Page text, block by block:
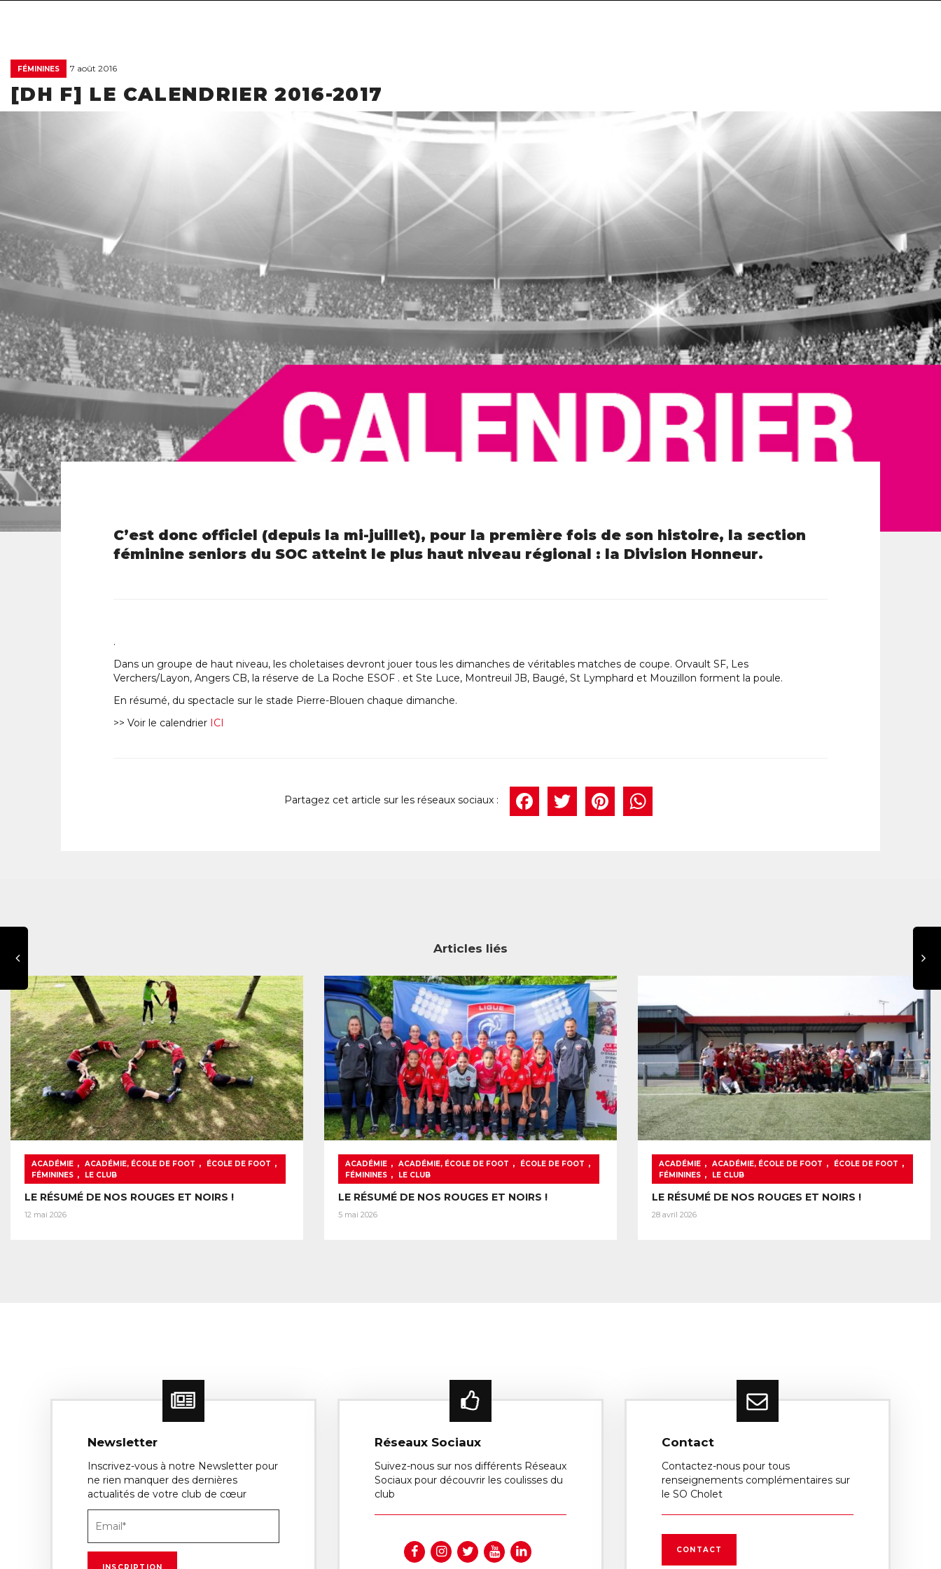
FÉMININES 7 août 2016
[DH F] LE CALENDRIER 2016-2017
C’est donc officiel (depuis la mi-juillet), pour la première fois de son histoire, la section
féminine seniors du SOC atteint le plus haut niveau régional : la Division Honneur.
.
Dans un groupe de haut niveau, les choletaises devront jouer tous les dimanches de véritables matches de coupe. Orvault SF, Les
Verchers/Layon, Angers CB, la réserve de La Roche ESOF . et Ste Luce, Montreuil JB, Baugé, St Lymphard et Mouzillon forment la poule.
En résumé, du spectacle sur le stade Pierre-Blouen chaque dimanche.
>> Voir le calendrier ICI
Facebook
TwitterPinterest
Articles liés
ACADÉMIE , ACADÉMIE, ÉCOLE DE FOOT , ÉCOLE DE FOOT ,
FÉMININES , LE CLUB
LE RÉSUMÉ DE NOS ROUGES ET NOIRS !
12 mai 2026
ACADÉMIE , ACADÉMIE, ÉCOLE DE FOOT , ÉCOLE DE FOOT ,
FÉMININES , LE CLUB
LE RÉSUMÉ DE NOS ROUGES ET NOIRS !
5 mai 2026
ACADÉMIE , ACADÉMIE, ÉCOLE DE FOOT , ÉCOLE DE FOOT ,
FÉMININES , LE CLUB
LE RÉSUMÉ DE NOS ROUGES ET NOIRS !
28 avril 2026
Newsletter
Inscrivez-vous à notre Newsletter pour
ne rien manquer des dernières
actualités de votre club de cœur
Réseaux Sociaux
Suivez-nous sur nos différents Réseaux
Sociaux pour découvrir les coulisses du
club
Contact
Contactez-nous pour tous
renseignements complémentaires sur
le SO Cholet
CONTACT